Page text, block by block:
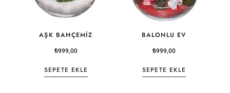
AŞK BAHÇEMIZ
₺999,00
SEPETE EKLE
BALONLU EV
₺999,00
SEPETE EKLE